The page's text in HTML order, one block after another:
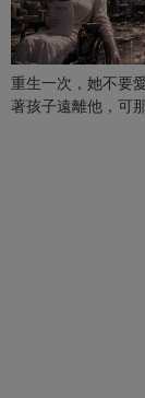
重生一次，她不要
著孩子遠離他，可